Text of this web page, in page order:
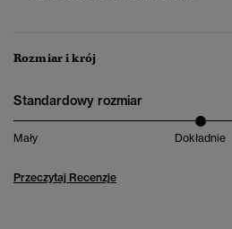
Rozmiar i krój
Standardowy rozmiar
Mały Dokładnie
Przeczytaj Recenzje